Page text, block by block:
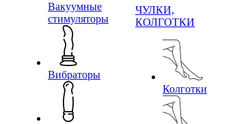
Вакуумные
стимуляторы
Вибраторы
ЧУЛКИ,
КОЛГОТКИ
Колготки